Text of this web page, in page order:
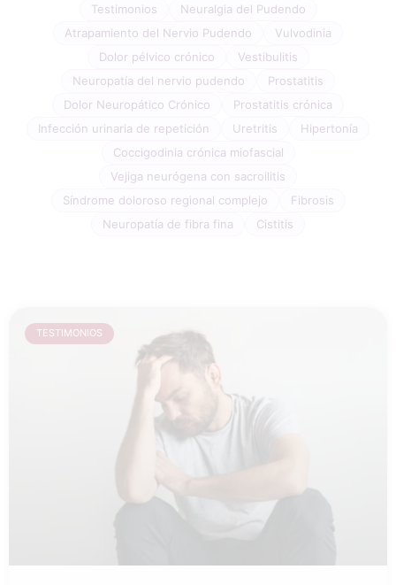
Testimonios
Neuralgia del Pudendo
Atrapamiento del Nervio Pudendo
Vulvodinia
Dolor pélvico crónico
Vestibulitis
Neuropatía del nervio pudendo
Prostatitis
Dolor Neuropático Crónico
Prostatitis crónica
Infección urinaria de repetición
Uretritis
Hipertonía
Coccigodinia crónica miofascial
Vejiga neurógena con sacroilitis
Síndrome doloroso regional complejo
Fibrosis
Neuropatía de fibra fina
Cistitis
TESTIMONIOS